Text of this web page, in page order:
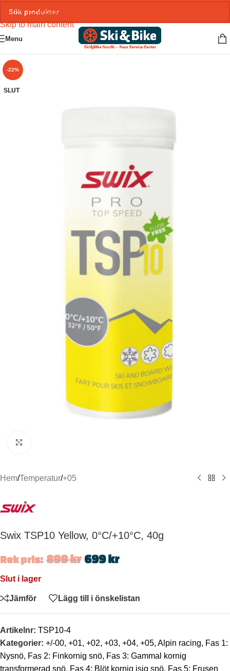
Skip to navigation
Skip to main content
Menu
-22%
SLUT
Hem/Temperatur/+05
Swix TSP10 Yellow, 0°C/+10°C, 40g
Rek pris: 899kr 699kr
Slut i lager
Jämför Lägg till i önskelistan
Artikelnr: TSP10-4
Kategorier: +/-00, +01, +02, +03, +04, +05, Alpin racing, Fas 1:
Nysnö, Fas 2: Finkornig snö, Fas 3: Gammal kornig
transformerad snö, Fas 4: Blöt kornig isig snö, Fas 5: Frusen